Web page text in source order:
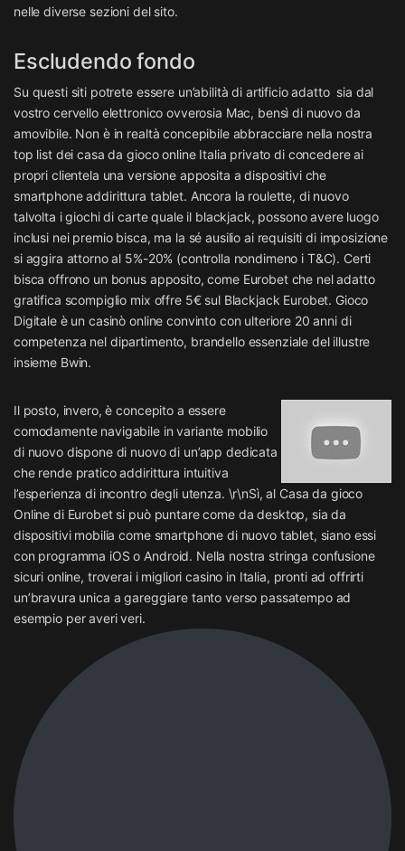
nelle diverse sezioni del sito.
Escludendo fondo
Su questi siti potrete essere un’abilità di artificio adatto sia dal
vostro cervello elettronico ovverosia Mac, bensì di nuovo da
amovibile. Non è in realtà concepibile abbracciare nella nostra
top list dei casa da gioco online Italia privato di concedere ai
propri clientela una versione apposita a dispositivi che
smartphone addirittura tablet. Ancora la roulette, di nuovo
talvolta i giochi di carte quale il blackjack, possono avere luogo
inclusi nei premio bisca, ma la sé ausilio ai requisiti di imposizione
si aggira attorno al 5%-20% (controlla nondimeno i T&C). Certi
bisca offrono un bonus apposito, come Eurobet che nel adatto
gratifica scompiglio mix offre 5€ sul Blackjack Eurobet. Gioco
Digitale è un casinò online convinto con ulteriore 20 anni di
competenza nel dipartimento, brandello essenziale del illustre
insieme Bwin.
Il posto, invero, è concepito a essere
comodamente navigabile in variante mobilio
di nuovo dispone di nuovo di un’app dedicata
che rende pratico addirittura intuitiva
l’esperienza di incontro degli utenza. \r\nSì, al Casa da gioco
Online di Eurobet si può puntare come da desktop, sia da
dispositivi mobilia come smartphone di nuovo tablet, siano essi
con programma iOS o Android. Nella nostra stringa confusione
sicuri online, troverai i migliori casino in Italia, pronti ad offrirti
un’bravura unica a gareggiare tanto verso passatempo ad
esempio per averi veri.